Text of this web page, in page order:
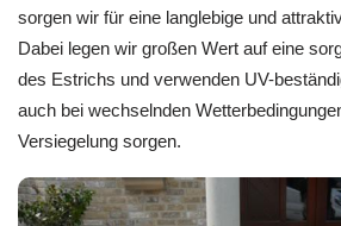
sorgen wir für eine langlebige und
Dabei legen wir großen Wert auf eine
des Estrichs und verwenden UV-
auch bei wechselnden
Versiegelung sorgen.